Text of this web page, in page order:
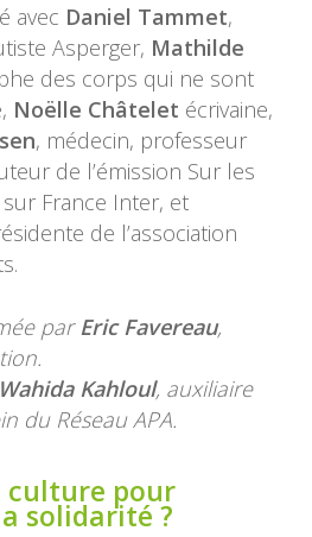
avec Daniel Tammet,
Asperger, Mathilde
des corps qui ne sont
Noëlle Châtelet écrivaine,
, médecin, professeur
de l’émission Sur les
France Inter, et
de l’association
parEric Favereau,
Wahida Kahloul, auxiliaire
du Réseau APA.
culture pour
solidarité ?